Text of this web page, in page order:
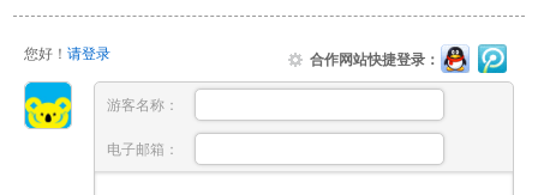
您好！ 请登录 合作网站快捷登录：
游客名称：
电子邮箱：